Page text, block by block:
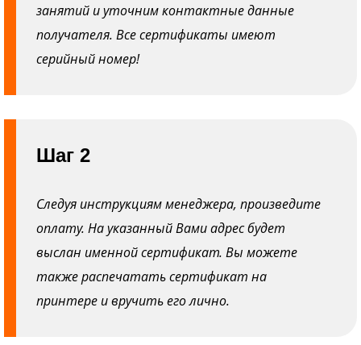
занятий и уточним контактные данные
получателя. Все сертификаты имеют
серийный номер!
Шаг 2
Следуя инструкциям менеджера, произведите
оплату. На указанный Вами адрес будет
выслан именной сертификат. Вы можете
также распечатать сертификат на
принтере и вручить его лично.